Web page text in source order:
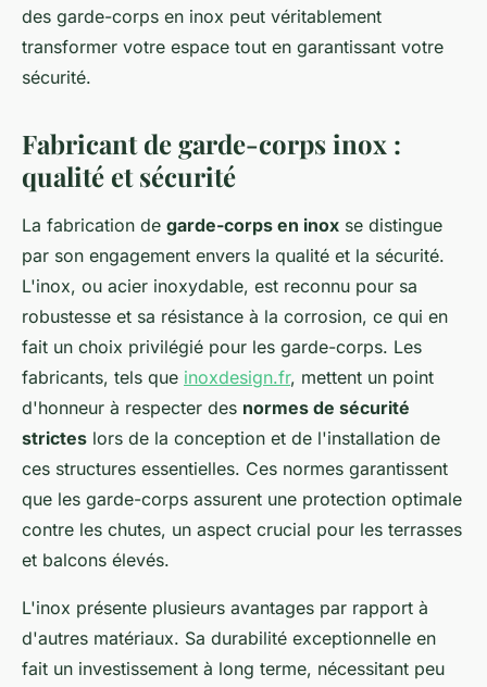
des garde-corps en inox peut véritablement
transformer votre espace tout en garantissant votre
sécurité.
Fabricant de garde-corps inox :
qualité et sécurité
La fabrication de garde-corps en inox se distingue
par son engagement envers la qualité et la sécurité.
L'inox, ou acier inoxydable, est reconnu pour sa
robustesse et sa résistance à la corrosion, ce qui en
fait un choix privilégié pour les garde-corps. Les
fabricants, tels que inoxdesign.fr, mettent un point
d'honneur à respecter des normes de sécurité
strictes lors de la conception et de l'installation de
ces structures essentielles. Ces normes garantissent
que les garde-corps assurent une protection optimale
contre les chutes, un aspect crucial pour les terrasses
et balcons élevés.
L'inox présente plusieurs avantages par rapport à
d'autres matériaux. Sa durabilité exceptionnelle en
fait un investissement à long terme, nécessitant peu